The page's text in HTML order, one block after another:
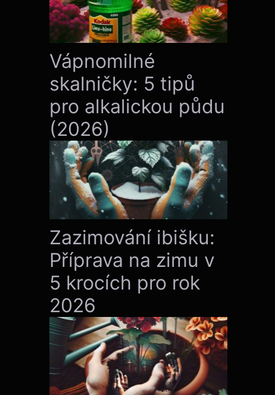
Vápnomilné
skalničky: 5 tipů
pro alkalickou půdu
(2026)
Zazimování ibišku:
Příprava na zimu v
5 krocích pro rok
2026